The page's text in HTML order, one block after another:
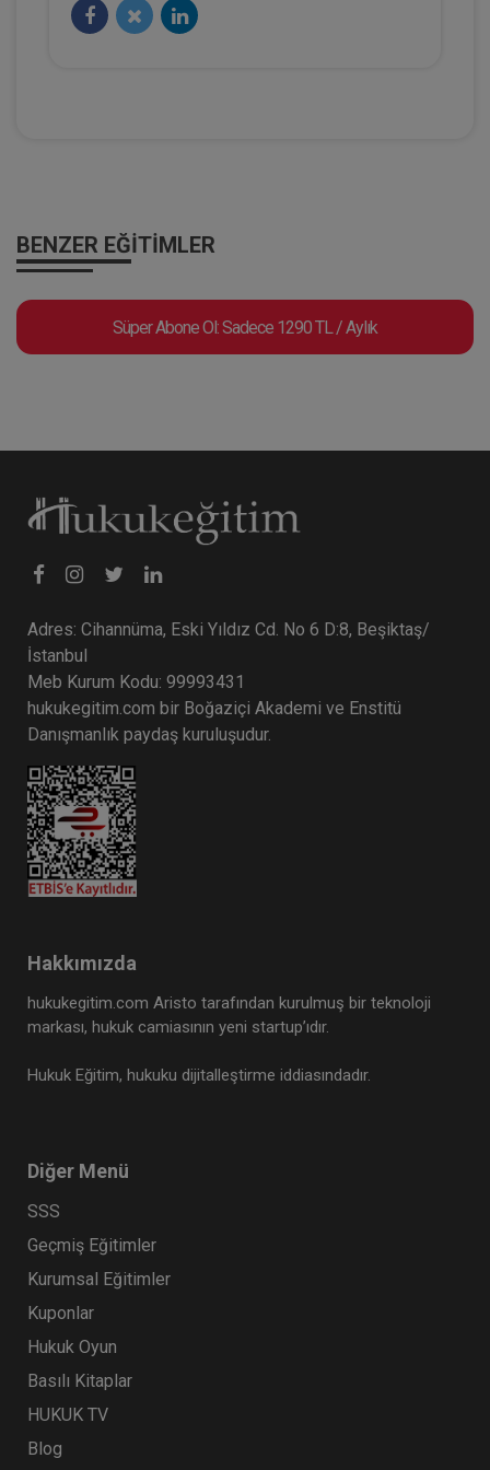
HMGS Rehberi 2025 | 1. Bölüm - Prof.
Dr. Şebnem AKİPEK ÖCAL
Eğitim Yapıldı Tekrar Talep Et
CJC: 2. Sezon 5. Nüsha: Yargıtay
Kararları Dergisi Ocak 2023 ve Şubat
2024 Medenî Hukuka İlişkin Kararlar
Eğitim Yapıldı
Hukuk TV
Hukuka İlişkin Kararlar
Hukuk TV
BENZER EĞITIMLER
Süper Abone Ol: Sadece 1290 TL / Aylık
Adres: Cihannüma, Eski Yıldız Cd. No 6 D:8, Beşiktaş/
İstanbul
Meb Kurum Kodu: 99993431
hukukegitim.com bir Boğaziçi Akademi ve Enstitü
Danışmanlık paydaş kuruluşudur.
Hakkımızda
hukukegitim.com Aristo tarafından kurulmuş bir teknoloji
markası, hukuk camiasının yeni startup’ıdır.
Hukuk Eğitim, hukuku dijitalleştirme iddiasındadır.
Diğer Menü
SSS
Geçmiş Eğitimler
Kurumsal Eğitimler
Kuponlar
Hukuk Oyun
Basılı Kitaplar
HUKUK TV
Blog